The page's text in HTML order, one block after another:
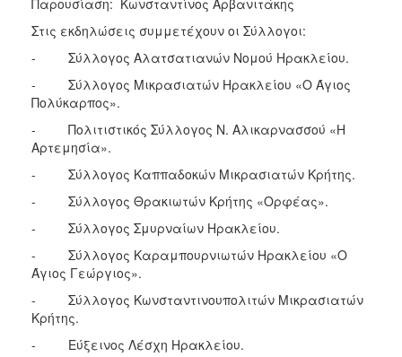
Στις εκδηλώσεις συμμετέχουν οι Σύλλογοι:
- Σύλλογος Αλατσατιανών Νομού Ηρακλείου.
- Σύλλογος Μικρασιατών Ηρακλείου «Ο Άγιος
Πολύκαρπος».
- Πολιτιστικός Σύλλογος Ν. Αλικαρνασσού «Η
Αρτεμησία».
- Σύλλογος Καππαδοκών Μικρασιατών Κρήτης.
- Σύλλογος Θρακιωτών Κρήτης «Ορφέας».
- Σύλλογος Σμυρναίων Ηρακλείου.
- Σύλλογος Καραμπουρνιωτών Ηρακλείου «Ο
Άγιος Γεώργιος».
- Σύλλογος Κωνσταντινουπολιτών Μικρασιατών
Κρήτης.
- Εύξεινος Λέσχη Ηρακλείου.